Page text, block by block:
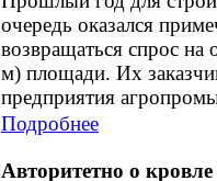
очередь оказался
возвращаться спрос
м) площади. Их
предприятия
Подробнее
Авторитетно о кровле